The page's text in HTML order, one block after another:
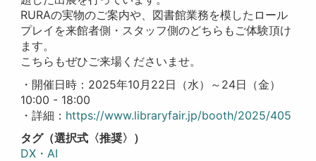
RURAの実物のご案内や、図書館業務を模したロール
プレイを来館者側・スタッフ側のどちらもご体験頂け
ます。
こちらもぜひご来場くださいませ。
・開催日時：2025年10月22日（水）～24日（金）
10:00 - 18:00
・詳細： https://www.libraryfair.jp/booth/2025/405
タグ（選択式〈推奨〉）
DX・AI